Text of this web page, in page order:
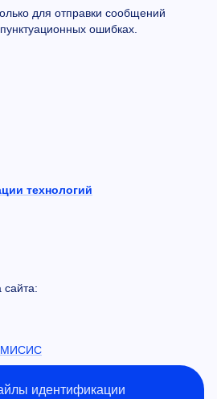
для отправки сообщений
ошибках.
технологий
сайта:
МИСИС
организации
идентификации